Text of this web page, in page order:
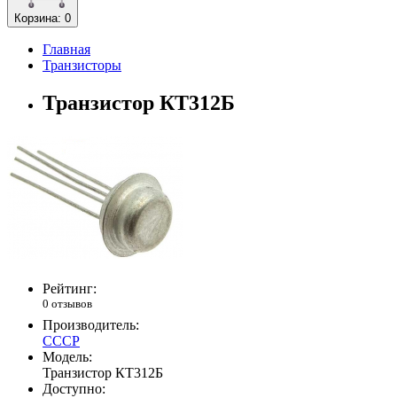
Корзина: 0
Главная
Транзисторы
Транзистор КТ312Б
Рейтинг:
0 отзывов
Производитель:
СССР
Модель:
Транзистор КТ312Б
Доступно: